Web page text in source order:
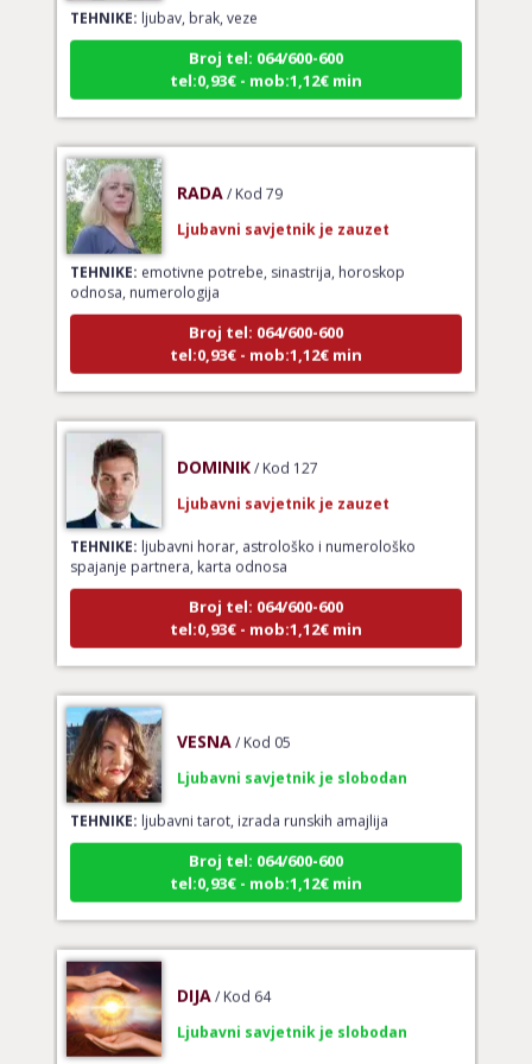
Broj tel: 064/600-600
tel:0,93€ - mob:1,12€ min
TEHNIKE:emotivne potrebe, sinastrija, horoskop
odnosa, numerologija
Broj tel: 064/600-600
tel:0,93€ - mob:1,12€ min
TEHNIKE:ljubavni horar, astrološko i numerološko
spajanje partnera, karta odnosa
Broj tel: 064/600-600
tel:0,93€ - mob:1,12€ min
TEHNIKE:ljubavni tarot, izrada runskih amajlija
Broj tel: 064/600-600
tel:0,93€ - mob:1,12€ min
TEHNIKE:vedska astrologija (jyotish), reiki, tarot, oracle